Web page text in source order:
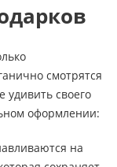
смотрятся
удивить своего
оформлении:
на